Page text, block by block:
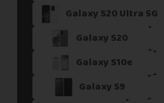
Galaxy S20 Ultra 5G
Galaxy S20
Galaxy S10e
Galaxy S9